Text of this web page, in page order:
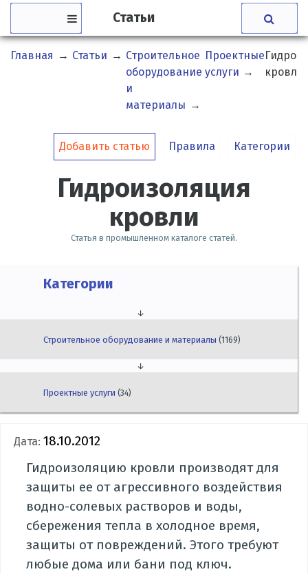
Статьи
Главная → Статьи → Строительное
оборудование
и
материалы →
Проектные
услуги →
кровли
Добавить статью Правила Категории
Гидроизоляция
кровли
Статья в промышленном каталоге статей.
Категории
↓
Строительное оборудование и материалы(1169)
↓
Проектные услуги(34)
Дата: 18.10.2012
Гидроизоляцию кровли производят для
защиты ее от агрессивного воздействия
водно-солевых растворов и воды,
сбережения тепла в холодное время,
защиты от повреждений. Этого требуют
любые дома или бани под ключ.